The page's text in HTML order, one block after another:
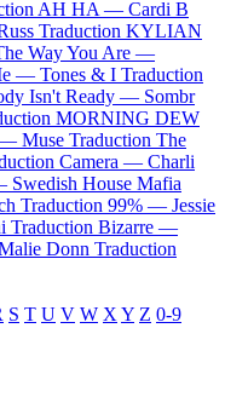
AH HA — Cardi B
Traduction KYLIAN
Way You Are —
— Tones & I Traduction
Isn't Ready — Sombr
MORNING DEW
— Muse Traduction The
Camera — Charli
Swedish House Mafia
Traduction 99% — Jessie
Traduction Bizarre —
Donn Traduction
S T U V W X Y Z 0-9